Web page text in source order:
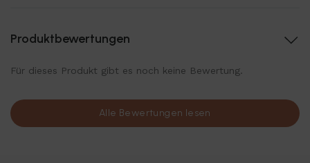
Produktbewertungen
Für dieses Produkt gibt es noch keine Bewertung.
Alle Bewertungen lesen